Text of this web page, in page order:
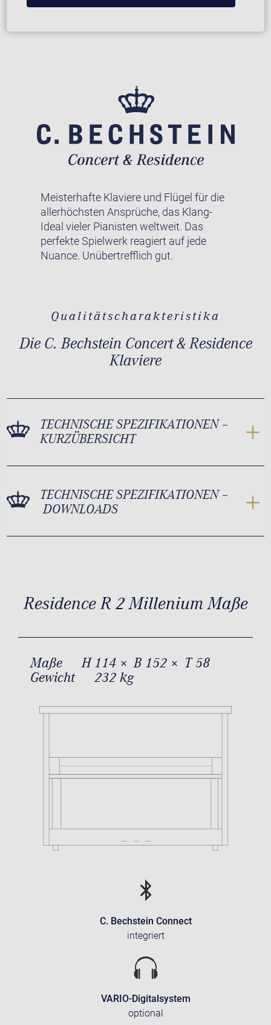
Meisterhafte Klaviere und Flügel für die
allerhöchsten Ansprüche, das Klang-
Ideal vieler Pianisten weltweit. Das
perfekte Spielwerk reagiert auf jede
Nuance. Unübertrefflich gut.
Qualitätscharakteristika
Die C. Bechstein Concert & Residence
Klaviere
TECHNISCHE SPEZIFIKATIONEN –
KURZÜBERSICHT
TECHNISCHE SPEZIFIKATIONEN –
DOWNLOADS
Residence R 2 Millenium Maße
Maße
H 114 × B 152 × T 58
Gewicht
232 kg
C. Bechstein Connect
integriert
VARIO-Digitalsystem
optional